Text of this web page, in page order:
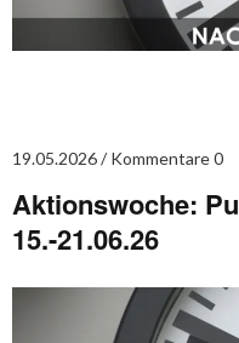
19.05.2026 Kommentare 0
Aktionswoche:
15.-21.06.26